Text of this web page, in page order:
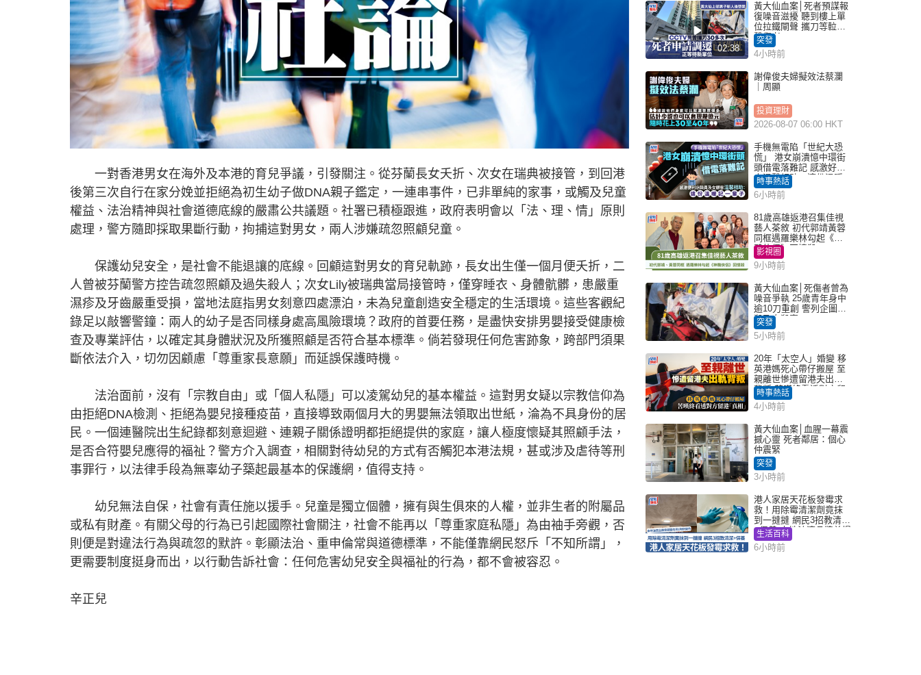
一對香港男女在海外及本港的育兒爭議，引發關注。從芬蘭長女夭折、次女在瑞典被接管，到回港
後第三次自行在家分娩並拒絕為初生幼子做DNA親子鑑定，一連串事件，已非單純的家事，或觸及兒童
權益、法治精神與社會道德底線的嚴肅公共議題。社署已積極跟進，政府表明會以「法、理、情」原則
處理，警方隨即採取果斷行動，拘捕這對男女，兩人涉嫌疏忽照顧兒童。
保護幼兒安全，是社會不能退讓的底線。回顧這對男女的育兒軌跡，長女出生僅一個月便夭折，二
人曾被芬蘭警方控告疏忽照顧及過失殺人；次女Lily被瑞典當局接管時，僅穿睡衣、身體骯髒，患嚴重
濕疹及牙齒嚴重受損，當地法庭指男女刻意四處漂泊，未為兒童創造安全穩定的生活環境。這些客觀紀
錄足以敲響警鐘：兩人的幼子是否同樣身處高風險環境？政府的首要任務，是盡快安排男嬰接受健康檢
查及專業評估，以確定其身體狀況及所獲照顧是否符合基本標準。倘若發現任何危害跡象，跨部門須果
斷依法介入，切勿因顧慮「尊重家長意願」而延誤保護時機。
法治面前，沒有「宗教自由」或「個人私隱」可以凌駕幼兒的基本權益。這對男女疑以宗教信仰為
由拒絕DNA檢測、拒絕為嬰兒接種疫苗，直接導致兩個月大的男嬰無法領取出世紙，淪為不具身份的居
民。一個連醫院出生紀錄都刻意迴避、連親子關係證明都拒絕提供的家庭，讓人極度懷疑其照顧手法，
是否合符嬰兒應得的福祉？警方介入調查，相關對待幼兒的方式有否觸犯本港法規，甚或涉及虐待等刑
事罪行，以法律手段為無辜幼子築起最基本的保護網，值得支持。
幼兒無法自保，社會有責任施以援手。兒童是獨立個體，擁有與生俱來的人權，並非生者的附屬品
或私有財產。有關父母的行為已引起國際社會關注，社會不能再以「尊重家庭私隱」為由袖手旁觀，否
則便是對違法行為與疏忽的默許。彰顯法治、重申倫常與道德標準，不能僅靠網民怒斥「不知所謂」，
更需要制度挺身而出，以行動告訴社會：任何危害幼兒安全與福祉的行為，都不會被容忍。
辛正兒
02:38
黃大仙血案│死者預謀報
復噪音滋擾 聽到樓上單
位拉鐵閘聲 攜刀等𨋢伏
擊傷者
突發
4小時前
謝偉俊夫婦擬效法蔡瀾
｜周顯
投資理財
2026-08-07 06:00 HKT
手機無電陷「世紀大恐
慌」 港女崩潰憶中環街
頭借電落難記 感激好心
人溫馨相助：這份溫暖
記一輩子｜Juicy叮
時事熱話
6小時前
81歲高雄返港召集佳視
藝人茶敘 初代郭靖黃蓉
同框遇羅樂林勾起《神
鵰俠侶》回憶殺
影視圈
9小時前
黃大仙血案│死傷者曾為
噪音爭執 25歲青年身中
逾10刀重創 警列企圖謀
殺及自殺案
突發
5小時前
20年「太空人」婚變 移
英港媽死心帶仔搬屋 至
親離世慘遭留港夫出軌
背叛 苦嘆終看透對方留
港「真相」｜Juicy叮
時事熱話
4小時前
黃大仙血案│血腥一幕震
撼心靈 死者鄰居：個心
仲震緊
突發
3小時前
港人家居天花板發霉求
救！用除霉清潔劑竟抹
到一撻撻 網民3招教清潔
+保養 本地油漆品牌曾提
醒勿用1物防變色
生活百科
6小時前